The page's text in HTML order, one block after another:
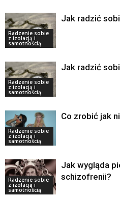
Radzenie sobie
z izolacją i
samotnością
Jak radzić
Radzenie sobie
z izolacją i
samotnością
Jak radzić
Radzenie sobie
z izolacją i
samotnością
Co zrobić jak
Radzenie sobie
z izolacją i
samotnością
Jak wygląda
schizofrenii?